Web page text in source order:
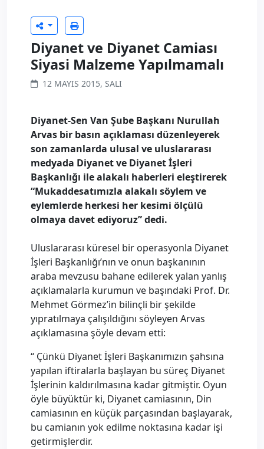
Diyanet ve Diyanet Camiası
Siyasi Malzeme Yapılmamalı
12 MAYIS 2015, SALI
Diyanet-Sen Van Şube Başkanı Nurullah
Arvas bir basın açıklaması düzenleyerek
son zamanlarda ulusal ve uluslararası
medyada Diyanet ve Diyanet İşleri
Başkanlığı ile alakalı haberleri eleştirerek
“Mukaddesatımızla alakalı söylem ve
eylemlerde herkesi her kesimi ölçülü
olmaya davet ediyoruz” dedi.
Uluslararası küresel bir operasyonla Diyanet
İşleri Başkanlığı’nın ve onun başkanının
araba mevzusu bahane edilerek yalan yanlış
açıklamalarla kurumun ve başındaki Prof. Dr.
Mehmet Görmez’in bilinçli bir şekilde
yıpratılmaya çalışıldığını söyleyen Arvas
açıklamasına şöyle devam etti:
“ Çünkü Diyanet İşleri Başkanımızın şahsına
yapılan iftiralarla başlayan bu süreç Diyanet
İşlerinin kaldırılmasına kadar gitmiştir. Oyun
öyle büyüktür ki, Diyanet camiasının, Din
camiasının en küçük parçasından başlayarak,
bu camianın yok edilme noktasına kadar işi
getirmişlerdir.